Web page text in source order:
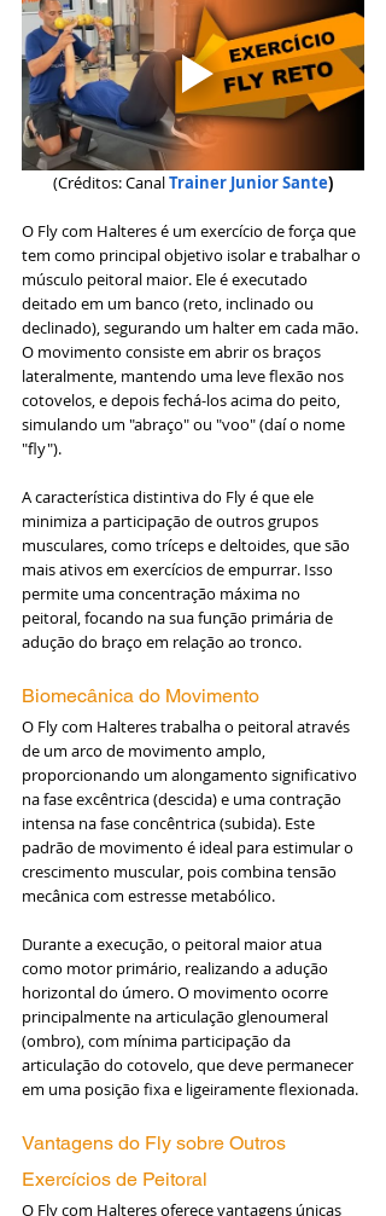
(Créditos: Canal Trainer Junior Sante)
O Fly com Halteres é um exercício de força que
tem como principal objetivo isolar e trabalhar o
músculo peitoral maior. Ele é executado
deitado em um banco (reto, inclinado ou
declinado), segurando um halter em cada mão.
O movimento consiste em abrir os braços
lateralmente, mantendo uma leve flexão nos
cotovelos, e depois fechá-los acima do peito,
simulando um "abraço" ou "voo" (daí o nome
"fly").
A característica distintiva do Fly é que ele
minimiza a participação de outros grupos
musculares, como tríceps e deltoides, que são
mais ativos em exercícios de empurrar. Isso
permite uma concentração máxima no
peitoral, focando na sua função primária de
adução do braço em relação ao tronco.
Biomecânica do Movimento
O Fly com Halteres trabalha o peitoral através
de um arco de movimento amplo,
proporcionando um alongamento significativo
na fase excêntrica (descida) e uma contração
intensa na fase concêntrica (subida). Este
padrão de movimento é ideal para estimular o
crescimento muscular, pois combina tensão
mecânica com estresse metabólico.
Durante a execução, o peitoral maior atua
como motor primário, realizando a adução
horizontal do úmero. O movimento ocorre
principalmente na articulação glenoumeral
(ombro), com mínima participação da
articulação do cotovelo, que deve permanecer
em uma posição fixa e ligeiramente flexionada.
Vantagens do Fly sobre Outros
Exercícios de Peitoral
O Fly com Halteres oferece vantagens únicas